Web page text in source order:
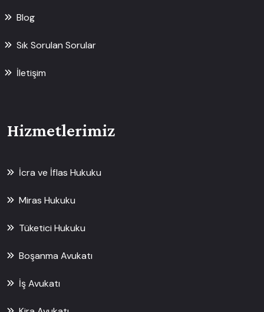
Blog
Sık Sorulan Sorular
İletişim
Hizmetlerimiz
İcra ve İflas Hukuku
Miras Hukuku
Tüketici Hukuku
Boşanma Avukatı
İş Avukatı